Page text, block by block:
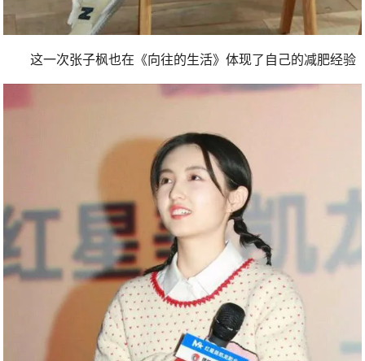
这一次张子枫也在《向往的生活》体现了自己的减肥经验